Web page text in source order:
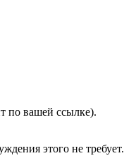
по вашей ссылке).
этого не требует.